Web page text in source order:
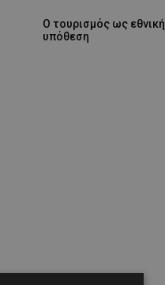
Ο τουρισμός ως εθνική
υπόθεση